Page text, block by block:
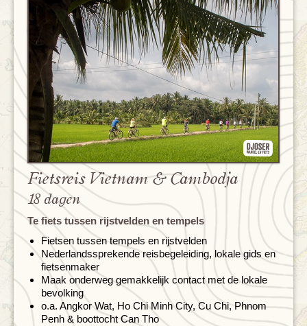
Fietsreis Vietnam & Cambodja
18 dagen
Te fiets tussen rijstvelden en tempels
Fietsen tussen tempels en rijstvelden
Nederlandssprekende reisbegeleiding, lokale gids en
fietsenmaker
Maak onderweg gemakkelijk contact met de lokale
bevolking
o.a. Angkor Wat, Ho Chi Minh City, Cu Chi, Phnom
Penh & boottocht Can Tho